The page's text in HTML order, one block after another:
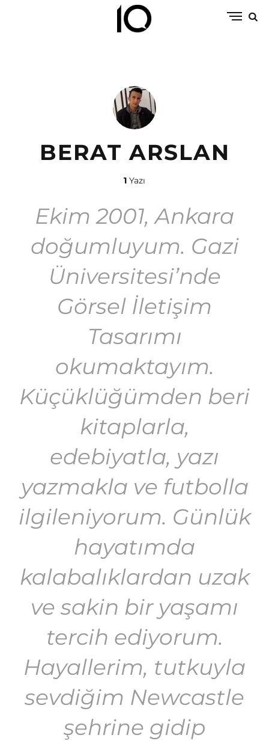
BERAT ARSLAN
1 Yazı
Ekim 2001, Ankara
doğumluyum. Gazi
Üniversitesi’nde
Görsel İletişim
Tasarımı
okumaktayım.
Küçüklüğümden beri
kitaplarla,
edebiyatla, yazı
yazmakla ve futbolla
ilgileniyorum. Günlük
hayatımda
kalabalıklardan uzak
ve sakin bir yaşamı
tercih ediyorum.
Hayallerim, tutkuyla
sevdiğim Newcastle
şehrine gidip